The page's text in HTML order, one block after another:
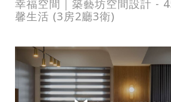
幸福空間｜築藝坊空間設計 -
馨生活 (3房2廳3衛)